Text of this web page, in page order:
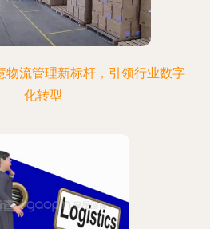
物流管理新标杆，引领行业数字
化转型